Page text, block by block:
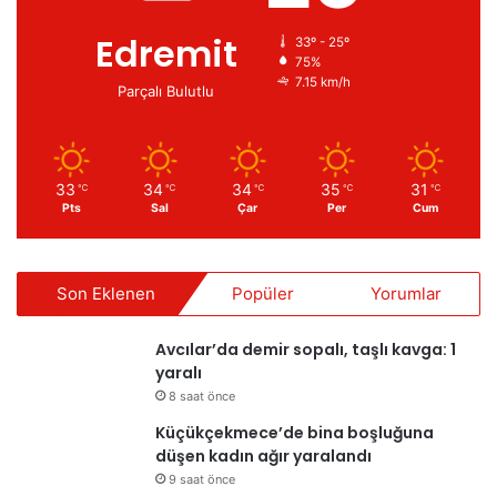
Edremit
Parçalı Bulutlu
33º - 25º
75%
7.15 km/h
33 ℃
Pts
34 ℃
Sal
34 ℃
Çar
35 ℃
Per
31 ℃
Cum
Son Eklenen Popüler Yorumlar
Avcılar’da demir sopalı, taşlı kavga: 1
yaralı
8 saat önce
Küçükçekmece’de bina boşluğuna
düşen kadın ağır yaralandı
9 saat önce